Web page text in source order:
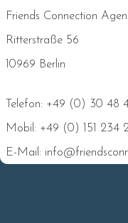
Friends Connection
Ritterstraße 56
10969 Berlin
Telefon: +49 (0) 30 48
Mobil: +49 (0) 151 234
E-Mail: